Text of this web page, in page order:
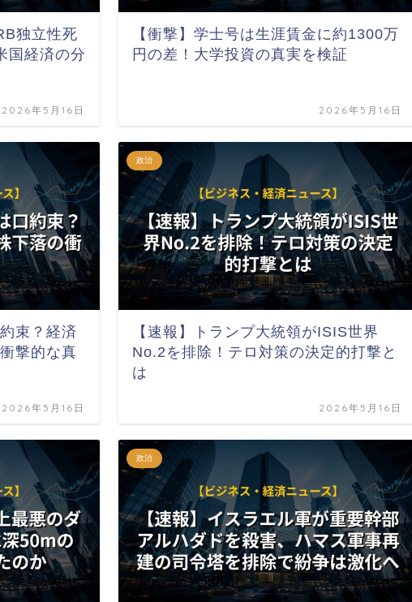
独立性死
国経済の分
2026年5月16日
【衝撃】学士号は生涯賃金に約1300万
円の差！大学投資の真実を検証
2026年5月16日
束？経済
撃的な真
2026年5月16日
政治
【速報】トランプ大統領がISIS世界
No.2を排除！テロ対策の決定的打撃と
は
2026年5月16日
政治